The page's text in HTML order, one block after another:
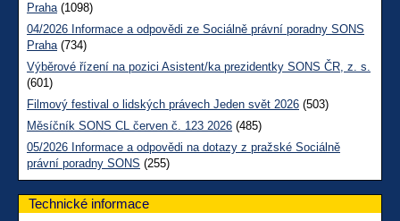
Praha(1098)
04/2026 Informace a odpovědi ze Sociálně právní poradny SONS
Praha(734)
Výběrové řízení na pozici Asistent/ka prezidentky SONS ČR, z. s.
(601)
Filmový festival o lidských právech Jeden svět 2026 (503)
Měsíčník SONS CL červen č. 123 2026 (485)
05/2026 Informace a odpovědi na dotazy z pražské Sociálně
právní poradny SONS (255)
Technické informace